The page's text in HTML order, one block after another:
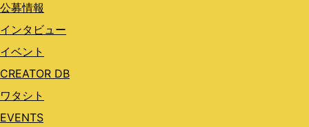
公募情報
インタビュー
イベント
CREATOR DB
ワタシト
EVENTS